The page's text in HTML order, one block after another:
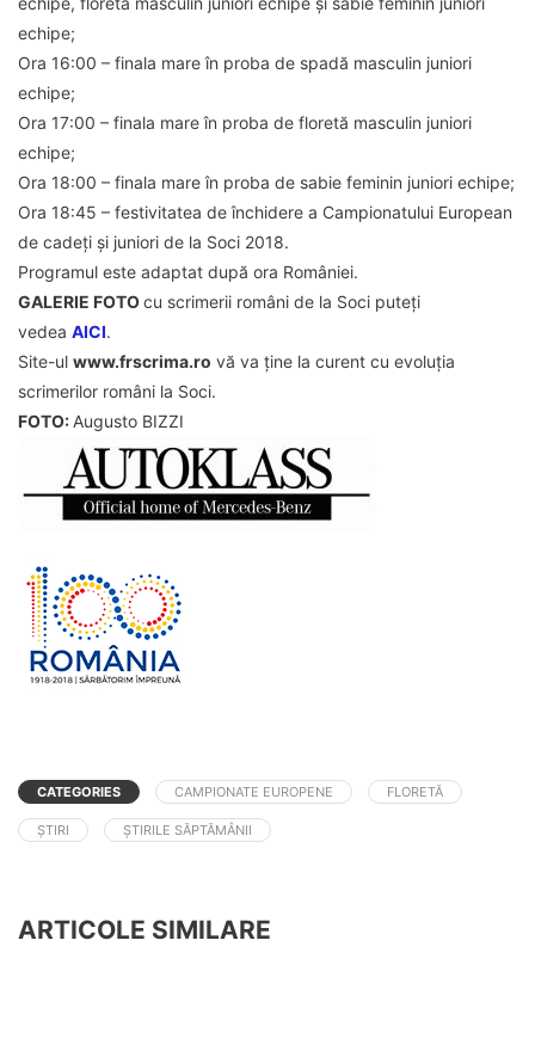
echipe;
Ora 16:00 – finala mare în proba de spadă masculin juniori
echipe;
Ora 17:00 – finala mare în proba de floretă masculin juniori
echipe;
Ora 18:00 – finala mare în proba de sabie feminin juniori echipe;
Ora 18:45 – festivitatea de închidere a Campionatului European
de cadeți și juniori de la Soci 2018.
Programul este adaptat după ora României.
GALERIE FOTOcu scrimerii români de la Soci puteți
vedea AICI.
Site-ul www.frscrima.ro vă va ține la curent cu evoluția
scrimerilor români la Soci.
FOTO: Augusto BIZZI
CATEGORIES CAMPIONATE EUROPENE FLORETĂ
ȘTIRI ȘTIRILE SĂPTĂMÂNII
ARTICOLE SIMILARE